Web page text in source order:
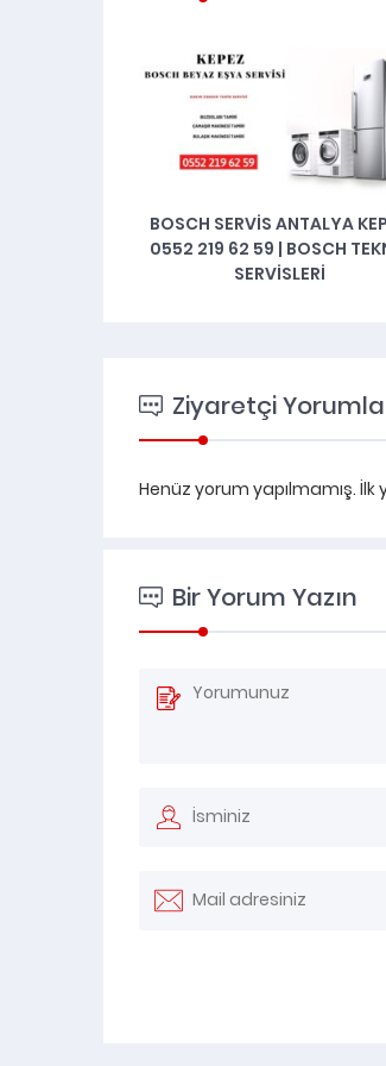
ANTALYA KEPEZ
62 59 | BOSCH TEKNIK
BILKENT
Ziyaretçi
Henüz yorum yapılmamış.
Bir Yorum Yazın